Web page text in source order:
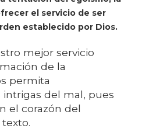
el servicio de ser
establecido por Dios.
mejor servicio
de la
permita
intrigas del mal, pues
el corazón del